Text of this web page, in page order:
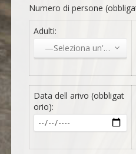
Numero di persone
Adulti:
—Seleziona un'opzione—
Data dell arivo (obbligat
orio):